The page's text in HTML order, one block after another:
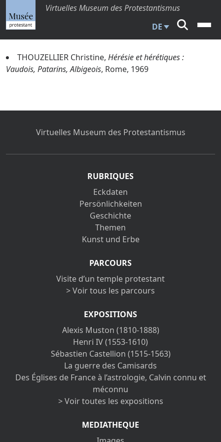
Virtuelles Museum des Protestantismus
DE
THOUZELLIER Christine, Hérésie et hérétiques :
Vaudois, Patarins, Albigeois, Rome, 1969
Virtuelles Museum des Protestantismus
RUBRIQUES
Eckdaten
Persönlichkeiten
Geschichte
Themen
Kunst und Erbe
PARCOURS
Visite d’un temple protestant
> Voir tous les parcours
EXPOSITIONS
Alexis Muston (1810-1888)
Henri IV (1553-1610)
Sébastien Castellion (1515-1563)
La guerre des Camisards
Des Églises de France à l’astrologie, Calvin connu et
méconnu
> Voir toutes les expositions
MEDIATHEQUE